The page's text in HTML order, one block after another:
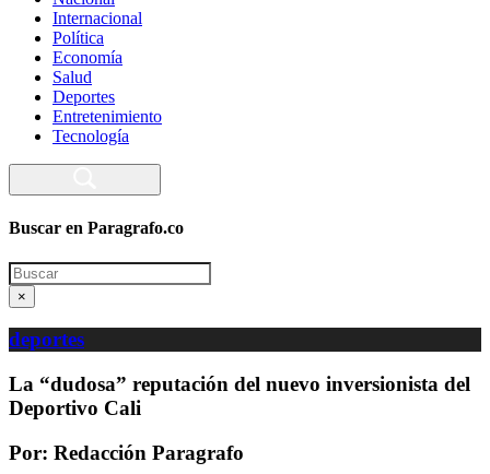
Internacional
Política
Economía
Salud
Deportes
Entretenimiento
Tecnología
Buscar en Paragrafo.co
Search
×
deportes
La “dudosa” reputación del nuevo inversionista del
Deportivo Cali
Por: Redacción Paragrafo